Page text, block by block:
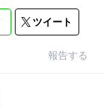
ツイート
報告する